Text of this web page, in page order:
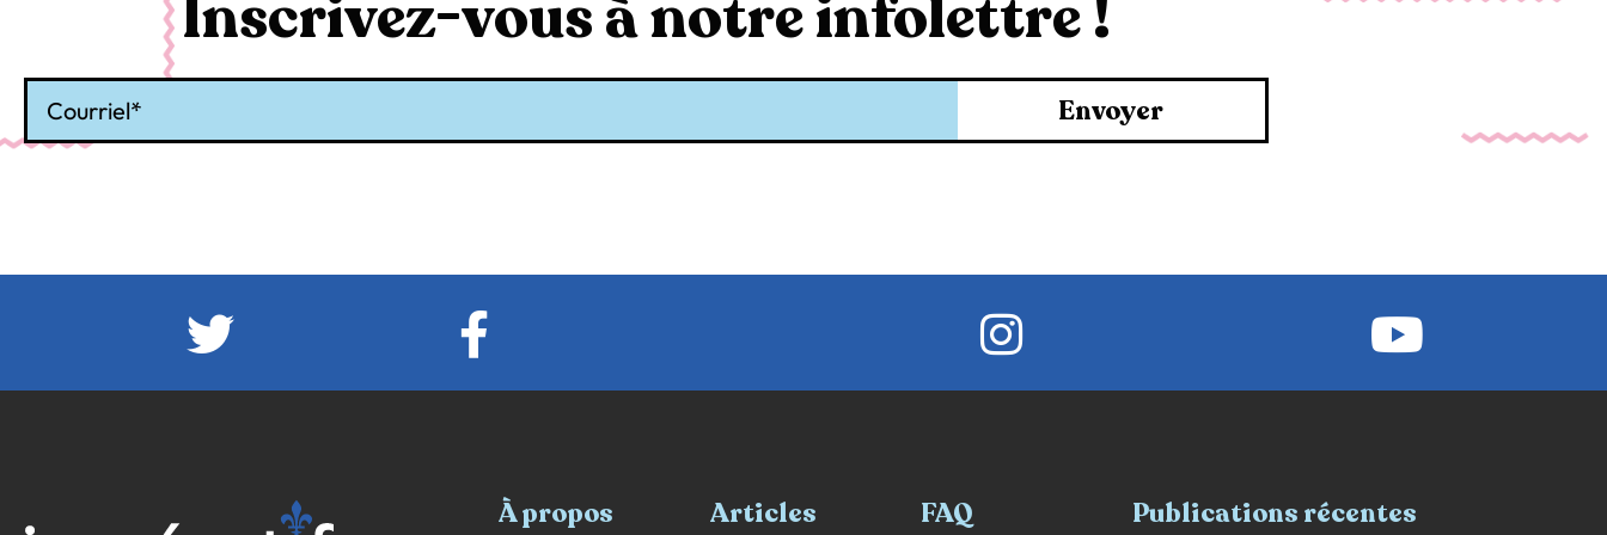
Inscrivez-vous à notre infolettre !
Envoyer
À propos Articles FAQ Publications récentes